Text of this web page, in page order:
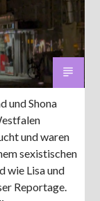
und Shona
und waren
sexistischen
wie Lisa und
Reportage.